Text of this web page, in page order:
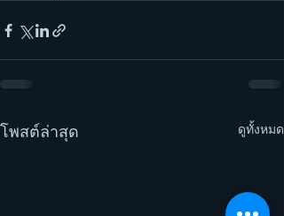
โพสต์ล่าสุด ดูทั้งหมด